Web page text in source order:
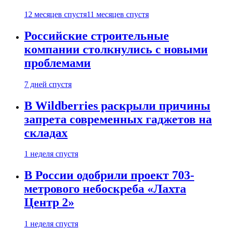
12 месяцев спустя11 месяцев спустя
Российские строительные
компании столкнулись с новыми
проблемами
7 дней спустя
В Wildberries раскрыли причины
запрета современных гаджетов на
складах
1 неделя спустя
В России одобрили проект 703-
метрового небоскреба «Лахта
Центр 2»
1 неделя спустя